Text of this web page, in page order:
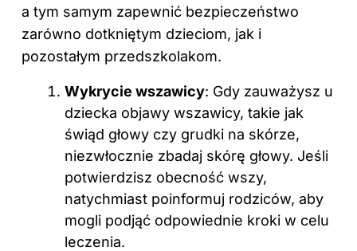
a tym samym zapewnić bezpieczeństwo
zarówno dotkniętym dzieciom, jak i
pozostałym przedszkolakom.
Wykrycie wszawicy: Gdy zauważysz u
dziecka objawy wszawicy, takie jak
świąd głowy czy grudki na skórze,
niezwłocznie zbadaj skórę głowy. Jeśli
potwierdzisz obecność wszy,
natychmiast poinformuj rodziców, aby
mogli podjąć odpowiednie kroki w celu
leczenia.